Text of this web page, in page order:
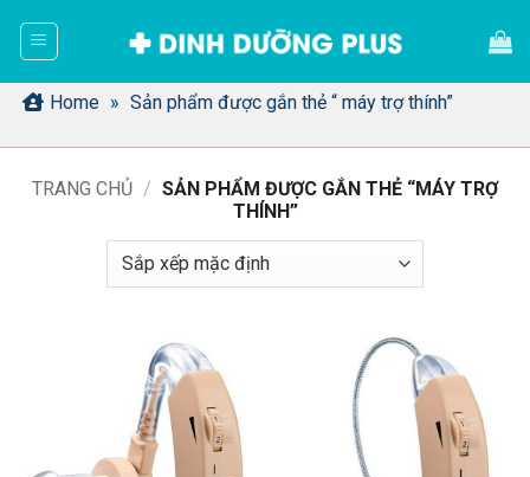
dung Home » Sản phẩm được gắn thẻ “ máy trợ thính”
TRANG CHỦ / SẢN PHẨM ĐƯỢC GẮN THẺ “MÁY TRỢ
THÍNH”